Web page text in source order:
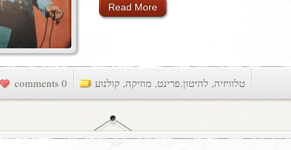
Read More
0 comments טלוויזיה, להיטון.פרינט, מוזיקה, קולנוע